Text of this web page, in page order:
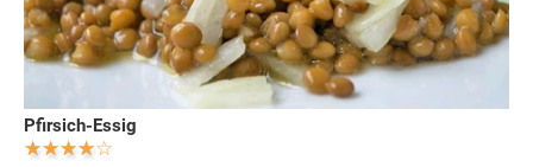
Pfirsich-Essig